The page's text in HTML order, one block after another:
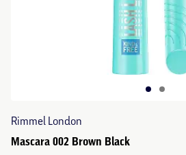
Rimmel London
Mascara 002 Brown Black